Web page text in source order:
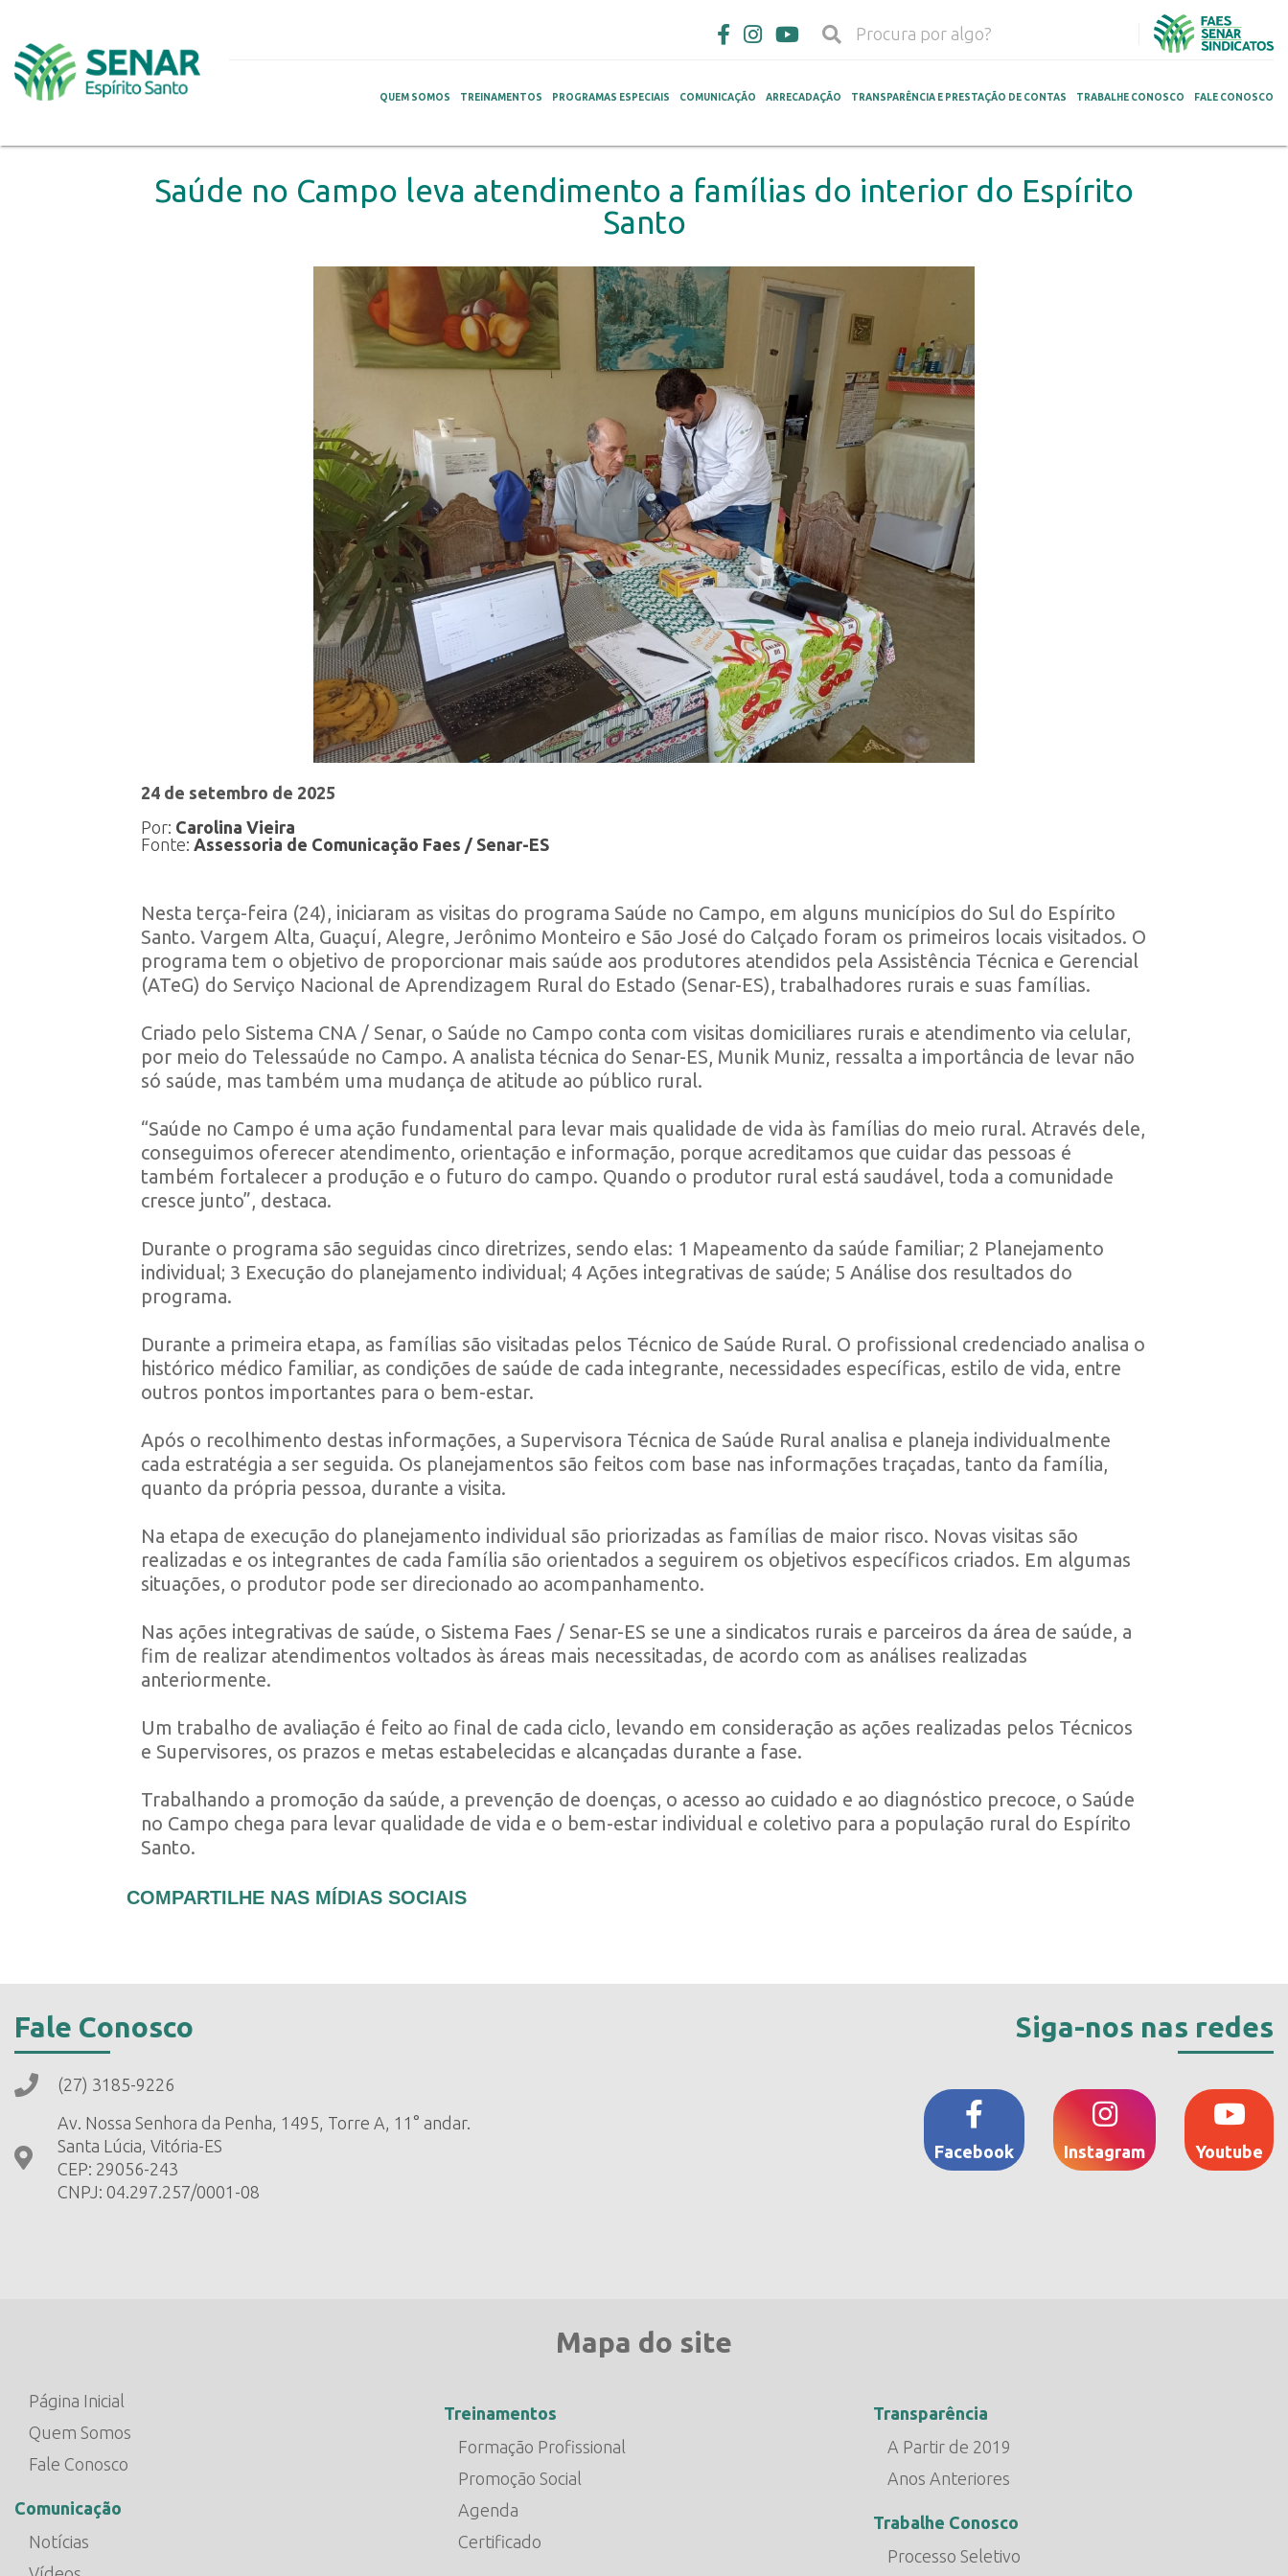
QUEM SOMOS TREINAMENTOS PROGRAMAS ESPECIAIS COMUNICAÇÃO ARRECADAÇÃO TRANSPARÊNCIA E PRESTAÇÃO DE CONTAS TRABALHE CONOSCO FALE CONOSCO
Saúde no Campo leva atendimento a famílias do interior do Espírito
Santo
24 de setembro de 2025
Por: Carolina Vieira
Fonte: Assessoria de Comunicação Faes / Senar-ES
Nesta terça-feira (24), iniciaram as visitas do programa Saúde no Campo, em alguns municípios do Sul do Espírito
Santo. Vargem Alta, Guaçuí, Alegre, Jerônimo Monteiro e São José do Calçado foram os primeiros locais visitados. O
programa tem o objetivo de proporcionar mais saúde aos produtores atendidos pela Assistência Técnica e Gerencial
(ATeG) do Serviço Nacional de Aprendizagem Rural do Estado (Senar-ES), trabalhadores rurais e suas famílias.
Criado pelo Sistema CNA / Senar, o Saúde no Campo conta com visitas domiciliares rurais e atendimento via celular,
por meio do Telessaúde no Campo. A analista técnica do Senar-ES, Munik Muniz, ressalta a importância de levar não
só saúde, mas também uma mudança de atitude ao público rural.
“Saúde no Campo é uma ação fundamental para levar mais qualidade de vida às famílias do meio rural. Através dele,
conseguimos oferecer atendimento, orientação e informação, porque acreditamos que cuidar das pessoas é
também fortalecer a produção e o futuro do campo. Quando o produtor rural está saudável, toda a comunidade
cresce junto”, destaca.
Durante o programa são seguidas cinco diretrizes, sendo elas: 1 Mapeamento da saúde familiar; 2 Planejamento
individual; 3 Execução do planejamento individual; 4 Ações integrativas de saúde; 5 Análise dos resultados do
programa.
Durante a primeira etapa, as famílias são visitadas pelos Técnico de Saúde Rural. O profissional credenciado analisa o
histórico médico familiar, as condições de saúde de cada integrante, necessidades específicas, estilo de vida, entre
outros pontos importantes para o bem-estar.
Após o recolhimento destas informações, a Supervisora Técnica de Saúde Rural analisa e planeja individualmente
cada estratégia a ser seguida. Os planejamentos são feitos com base nas informações traçadas, tanto da família,
quanto da própria pessoa, durante a visita.
Na etapa de execução do planejamento individual são priorizadas as famílias de maior risco. Novas visitas são
realizadas e os integrantes de cada família são orientados a seguirem os objetivos específicos criados. Em algumas
situações, o produtor pode ser direcionado ao acompanhamento.
Nas ações integrativas de saúde, o Sistema Faes / Senar-ES se une a sindicatos rurais e parceiros da área de saúde, a
fim de realizar atendimentos voltados às áreas mais necessitadas, de acordo com as análises realizadas
anteriormente.
Um trabalho de avaliação é feito ao final de cada ciclo, levando em consideração as ações realizadas pelos Técnicos
e Supervisores, os prazos e metas estabelecidas e alcançadas durante a fase.
Trabalhando a promoção da saúde, a prevenção de doenças, o acesso ao cuidado e ao diagnóstico precoce, o Saúde
no Campo chega para levar qualidade de vida e o bem-estar individual e coletivo para a população rural do Espírito
Santo.
COMPARTILHE NAS MÍDIAS SOCIAIS
Fale Conosco
(27) 3185-9226
Av. Nossa Senhora da Penha, 1495, Torre A, 11° andar.
Santa Lúcia, Vitória-ES
CEP: 29056-243
CNPJ: 04.297.257/0001-08
Siga-nos nas redes
Facebook Instagram Youtube
Mapa do site
Página Inicial
Quem Somos
Fale Conosco
Comunicação
Notícias
Treinamentos
Formação Profissional
Promoção Social
Agenda
Certificado
Transparência
A Partir de 2019
Anos Anteriores
Trabalhe Conosco
Processo Seletivo